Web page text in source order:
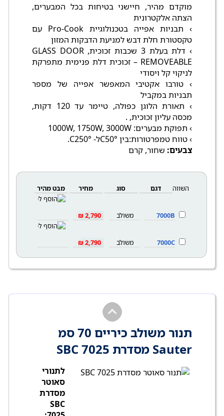
מוקדם מהיר, חיישני בטיחות בכל המבערים,
הצתה אלקטרונית
› תבניות אפייה בטכנולוגיית Pro-Cook עם
טקסטורת חלת דבש למניעת הדבקות המזון
› דלת בעלת 3 שכבות זכוכית, GLASS DOOR
REMOVEABLE – זכוכית דלת פנימית מתפרקת
לניקוי קל ויסודי
› טורבו אקטיבי המאפשר אפייה של מספר
תבניות במקביל
› תאורת הלוגן כפולה, טיימר עד 120 דקות,
מכסה עליון זכוכית, .
› תפוקת מבערים: 1000W, 1750W, 3000W
› טווח טמפרטורות:בין °C50ל- °C250.
צבעים: שחור, קרם
השווה דגם סוג מחיר מבט מהיר
7000B משולב 2,790 ₪
7000C משולב 2,790 ₪
תנור משולב כיריים 70 סמ
Sauter מסדרת SBC 7025
לתנורי
סאוטר
מסדרת
SBC